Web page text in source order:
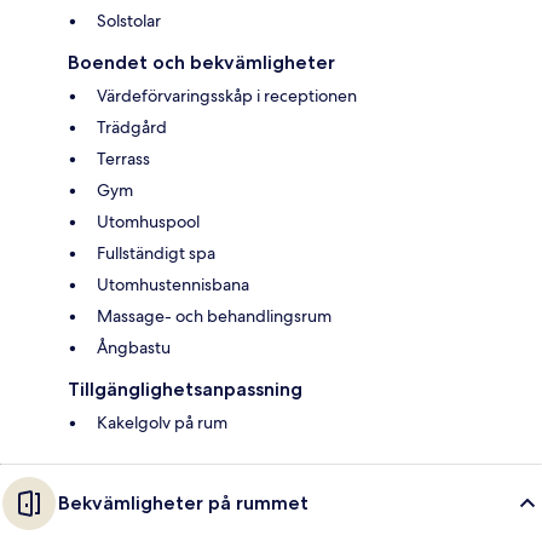
Solstolar
Boendet och bekvämligheter
Värdeförvaringsskåp i receptionen
Trädgård
Terrass
Gym
Utomhuspool
Fullständigt spa
Utomhustennisbana
Massage- och behandlingsrum
Ångbastu
Tillgänglighetsanpassning
Kakelgolv på rum
Bekvämligheter på rummet